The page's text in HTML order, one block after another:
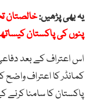
یہ بھی پڑھیں:خالصتان
پنوں کی پاکستان
اس اعتراف کے بعد دفاعی
کمانڈر کا اعتراف
پاکستان کا سامنا کرنے